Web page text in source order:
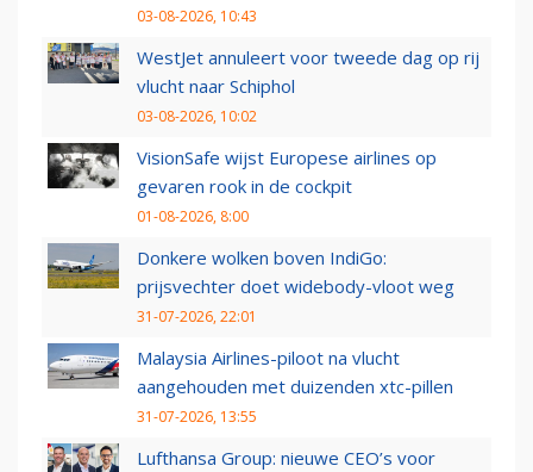
03-08-2026, 10:43
WestJet annuleert voor tweede dag op rij
vlucht naar Schiphol
03-08-2026, 10:02
VisionSafe wijst Europese airlines op
gevaren rook in de cockpit
01-08-2026, 8:00
Donkere wolken boven IndiGo:
prijsvechter doet widebody-vloot weg
31-07-2026, 22:01
Malaysia Airlines-piloot na vlucht
aangehouden met duizenden xtc-pillen
31-07-2026, 13:55
Lufthansa Group: nieuwe CEO’s voor